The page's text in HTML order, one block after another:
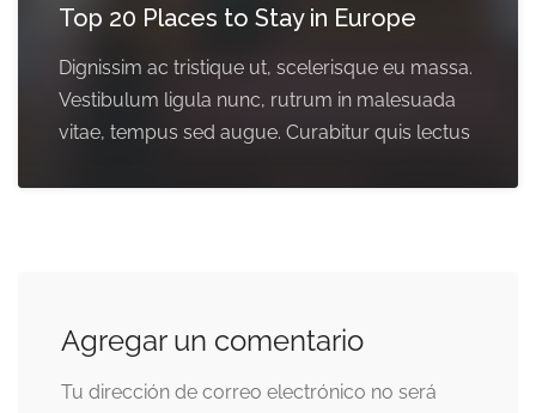
Top 20 Places to Stay in Europe
Dignissim ac tristique ut, scelerisque eu massa.
Vestibulum ligula nunc, rutrum in malesuada
vitae, tempus sed augue. Curabitur quis lectus
Agregar un comentario
Tu dirección de correo electrónico no será